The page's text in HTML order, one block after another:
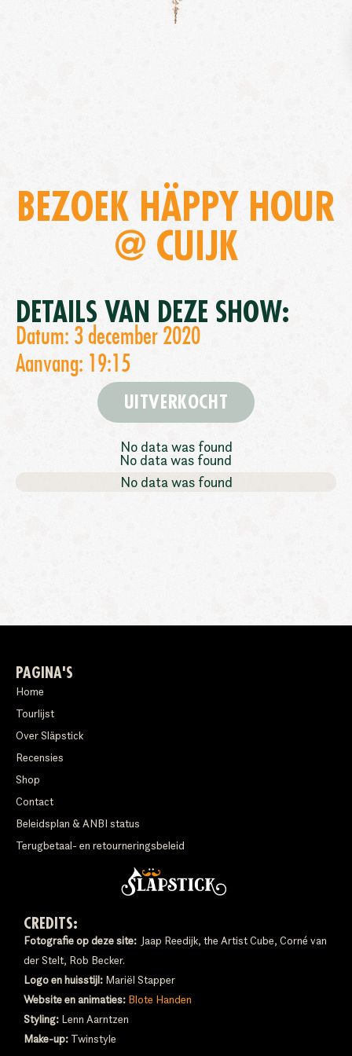
BEZOEK HÄPPY HOUR
@ CUIJK
DETAILS VAN DEZE SHOW:
Datum: 3 december 2020
Aanvang: 19:15
UITVERKOCHT
No data was found
No data was found
No data was found
PAGINA'S
Home
Tourlijst
Over Släpstick
Recensies
Shop
Contact
Beleidsplan & ANBI status
Terugbetaal- en retourneringsbeleid
CREDITS:
Fotografie op deze site: Jaap Reedijk, the Artist Cube, Corné van
der Stelt, Rob Becker.
Logo en huisstijl: Mariël Stapper
Website en animaties: Blote Handen
Styling: Lenn Aarntzen
Make-up: Twinstyle